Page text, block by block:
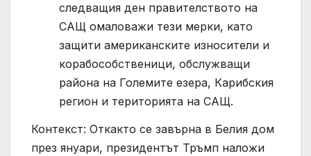
следващия ден правителството на
САЩ омаловажи тези мерки, като
защити американските износители и
корабособственици, обслужващи
района на Големите езера, Карибския
регион и територията на САЩ.
Контекст: Откакто се завърна в Белия дом
през януари, президентът Тръмп наложи